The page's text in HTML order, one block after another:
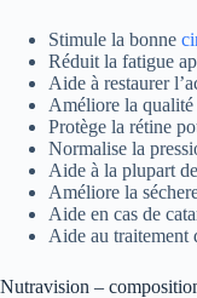
Stimule la bonne
Réduit la fatigue
Aide à restaurer
Améliore la
Protège la rétine
Normalise la
Aide à la plupart
Améliore la
Aide en cas de
Aide au traitement
Nutravision –